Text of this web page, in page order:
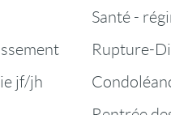
jf/jh
Santé -
Rupture-